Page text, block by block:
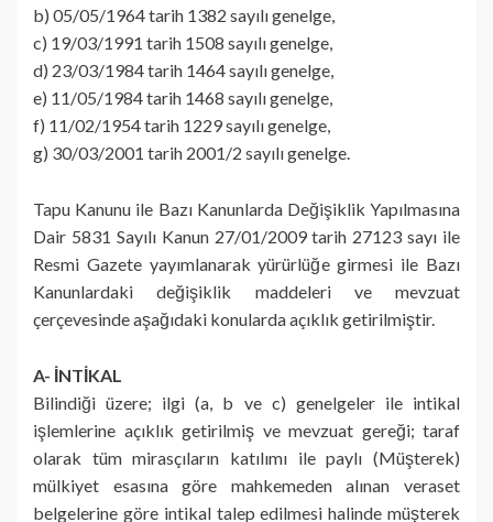
b) 05/05/1964 tarih 1382 sayılı genelge,
c) 19/03/1991 tarih 1508 sayılı genelge,
d) 23/03/1984 tarih 1464 sayılı genelge,
e) 11/05/1984 tarih 1468 sayılı genelge,
f) 11/02/1954 tarih 1229 sayılı genelge,
g) 30/03/2001 tarih 2001/2 sayılı genelge.
Tapu Kanunu ile Bazı Kanunlarda Değişiklik Yapılmasına
Dair 5831 Sayılı Kanun 27/01/2009 tarih 27123 sayı ile
Resmi Gazete yayımlanarak yürürlüğe girmesi ile Bazı
Kanunlardaki değişiklik maddeleri ve mevzuat
çerçevesinde aşağıdaki konularda açıklık getirilmiştir.
A- İNTİKAL
Bilindiği üzere; ilgi (a, b ve c) genelgeler ile intikal
işlemlerine açıklık getirilmiş ve mevzuat gereği; taraf
olarak tüm mirasçıların katılımı ile paylı (Müşterek)
mülkiyet esasına göre mahkemeden alınan veraset
belgelerine göre intikal talep edilmesi halinde müşterek